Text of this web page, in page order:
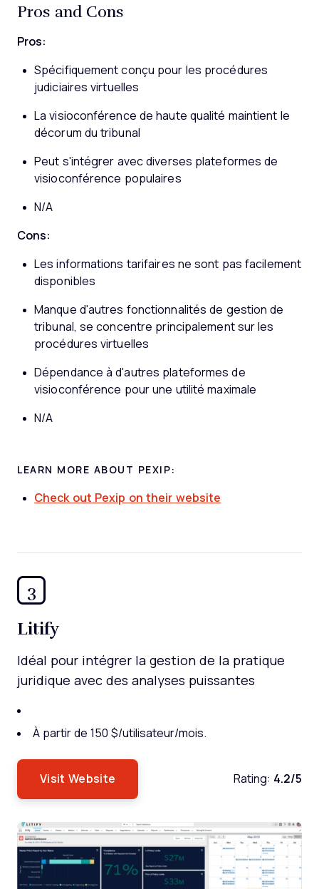
Pros and Cons
Pros:
Spécifiquement conçu pour les procédures
judiciaires virtuelles
La visioconférence de haute qualité maintient le
décorum du tribunal
Peut s'intégrer avec diverses plateformes de
visioconférence populaires
N/A
Cons:
Les informations tarifaires ne sont pas facilement
disponibles
Manque d'autres fonctionnalités de gestion de
tribunal, se concentre principalement sur les
procédures virtuelles
Dépendance à d'autres plateformes de
visioconférence pour une utilité maximale
N/A
LEARN MORE ABOUT PEXIP:
Check out Pexip on their website
3
Litify
Idéal pour intégrer la gestion de la pratique
juridique avec des analyses puissantes
À partir de 150 $/utilisateur/mois.
Visit Website Rating: 4.2/5